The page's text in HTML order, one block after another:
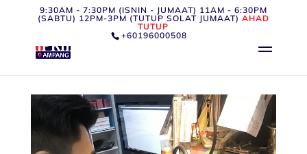
9:30AM - 7:30PM (ISNIN - JUMAAT) 11AM - 6:30PM
(SABTU) 12PM-3PM (TUTUP SOLAT JUMAAT) AHAD
TUTUP
+60196000508